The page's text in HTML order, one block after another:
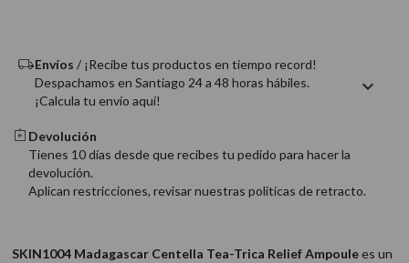
Envíos / ¡Recibe tus productos en tiempo record!
Despachamos en Santiago 24 a 48 horas hábiles.
¡Calcula tu envío aquí!
Devolución
Tienes 10 días desde que recibes tu pedido para hacer la
devolución.
Aplican restricciones, revisar nuestras politicas de retracto.
SKIN1004 Madagascar Centella Tea-Trica Relief Ampoulees un